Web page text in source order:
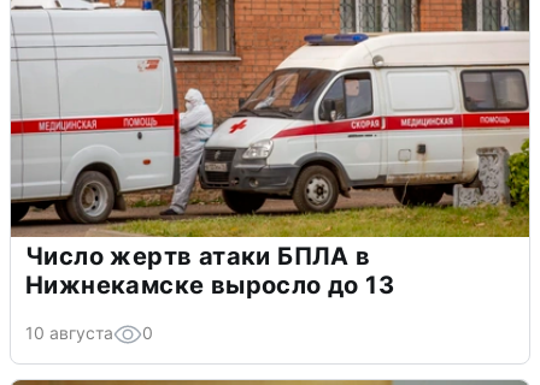
Число жертв атаки БПЛА в
Нижнекамске выросло до 13
10 августа 0